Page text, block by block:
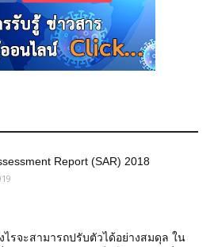
Report (SAR) 2018
ไรจะสามารถปรับตัวได้อย่างสมดุล ใน